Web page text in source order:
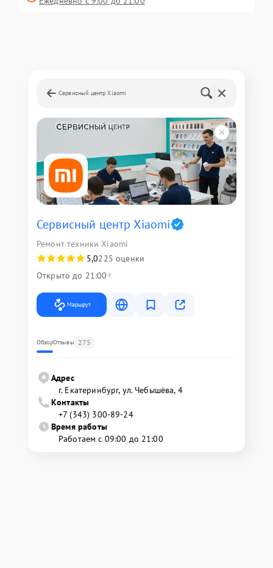
Сервисный центр Xiaomi
Сервисный центр Xiaomi
Ремонт техники Xiaomi
5,0225 оценки
Открыто до 21:00
Маршрут
ОбзорОтзывы 275
Адрес
г. Екатеринбург, ул. Чебышёва, 4
Контакты
+7 (343) 300-89-24
Время работы
Работаем с 09:00 до 21:00